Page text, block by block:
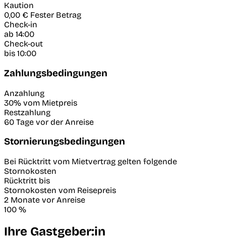
Kaution
0,00 € Fester Betrag
Check-in
ab 14:00
Check-out
bis 10:00
Zahlungsbedingungen
Anzahlung
30% vom Mietpreis
Restzahlung
60 Tage vor der Anreise
Stornierungsbedingungen
Bei Rücktritt vom Mietvertrag gelten folgende
Stornokosten
Rücktritt bis
Stornokosten vom Reisepreis
2 Monate vor Anreise
100 %
Ihre Gastgeber:in